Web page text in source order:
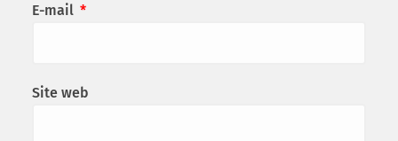
E-mail *
Site web